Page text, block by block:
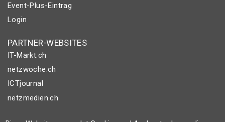
Event-Plus-Eintrag
Login
PARTNER-WEBSITES
IT-Markt.ch
netzwoche.ch
ICTjournal
netzmedien.ch